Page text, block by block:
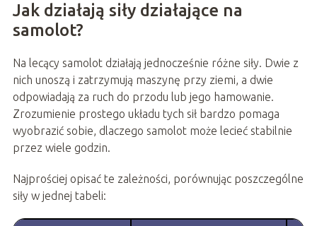
Jak działają siły działające na
samolot?
Na lecący samolot działają jednocześnie różne siły. Dwie z
nich unoszą i zatrzymują maszynę przy ziemi, a dwie
odpowiadają za ruch do przodu lub jego hamowanie.
Zrozumienie prostego układu tych sił bardzo pomaga
wyobrazić sobie, dlaczego samolot może lecieć stabilnie
przez wiele godzin.
Najprościej opisać te zależności, porównując poszczególne
siły w jednej tabeli: